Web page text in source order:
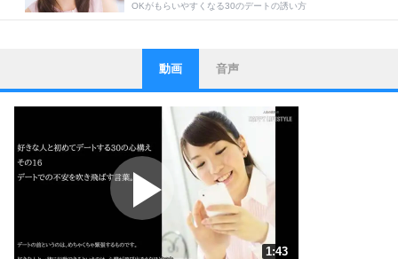
OKがもらいやすくなる30のデートの誘い方
1
ストレス対策
他人と比べない。
いっそのこと、他人を見ない。
いらいらしない人になる30の方法
プラス思考
ポジティブになれない原因は、行動しないから。
ポジティブ思考になる30の方法
ストレス対策
人生、なんとかなるもの。
動画 音声
1:43